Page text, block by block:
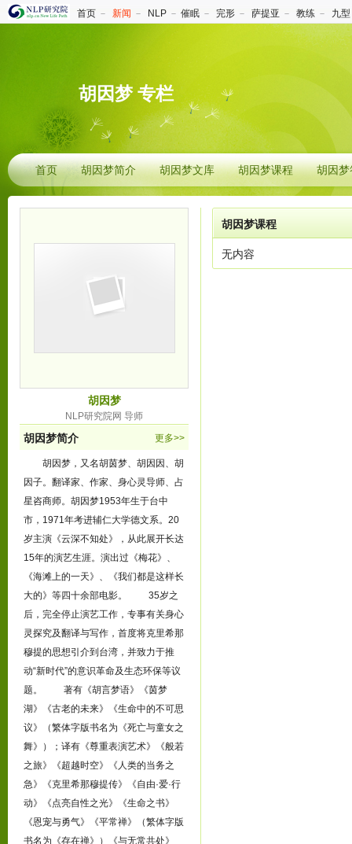
首页 － 新闻 － NLP － 催眠 － 完形 － 萨提亚 － 教练 － 九型
胡因梦 专栏
首页 胡因梦简介 胡因梦文库 胡因梦课程 胡因梦
胡因梦
NLP研究院网 导师
胡因梦简介 更多>>
胡因梦，又名胡茵梦、胡因因、胡
因子。翻译家、作家、身心灵导师、占
星咨商师。胡因梦1953年生于台中
市，1971年考进辅仁大学德文系。20
岁主演《云深不知处》，从此展开长达
15年的演艺生涯。演出过《梅花》、
《海滩上的一天》、《我们都是这样长
大的》等四十余部电影。 35岁之
后，完全停止演艺工作，专事有关身心
灵探究及翻译与写作，首度将克里希那
穆提的思想引介到台湾，并致力于推
动“新时代”的意识革命及生态环保等议
题。 著有《胡言梦语》《茵梦
湖》《古老的未来》《生命中的不可思
议》（繁体字版书名为《死亡与童女之
舞》）；译有《尊重表演艺术》《般若
之旅》《超越时空》《人类的当务之
急》《克里希那穆提传》《自由·爱·行
动》《点亮自性之光》《生命之书》
《恩宠与勇气》《平常禅》（繁体字版
书名为《存在禅》）《与无常共处》
胡因梦课程
无内容